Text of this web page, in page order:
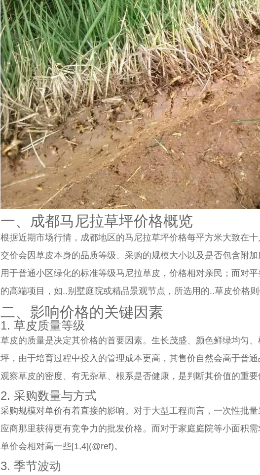
一、成都马尼拉草坪价格概览
根据近期市场行情，成都地区的马尼拉草坪价格每平方米大致在
交价会因草皮本身的品质等级、采购的规模大小以及是否包含附加
用于普通小区绿化的标准等级马尼拉草皮，价格相对亲民；而对
的高端项目，如..别墅庭院或精品景观节点，所选用的..草皮价格则
二、影响价格的关键因素
1. 草皮质量等级
草皮的质量是决定其价格的首要因素。生长茂盛、颜色鲜绿均匀
坪，由于培育过程中投入的管理成本更高，其售价自然会高于普
观察草皮的密度、有无杂草、根系是否健康，是判断其价值的重要
2. 采购数量与方式
采购规模对单价有着直接的影响。对于大型工程而言，一次性批
应商那里获得更有竞争力的批发价格。而对于家庭庭院等小面积需
单价会相对高一些[1,4](@ref)。
3. 季节波动